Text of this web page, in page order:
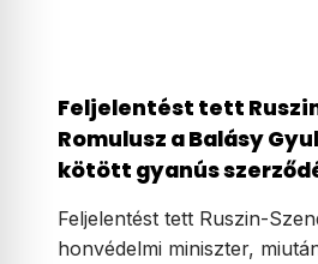
Feljelentést tett
Romulusz a Balásy
kötött gyanús
Feljelentést tett Ruszin-
honvédelmi miniszter,